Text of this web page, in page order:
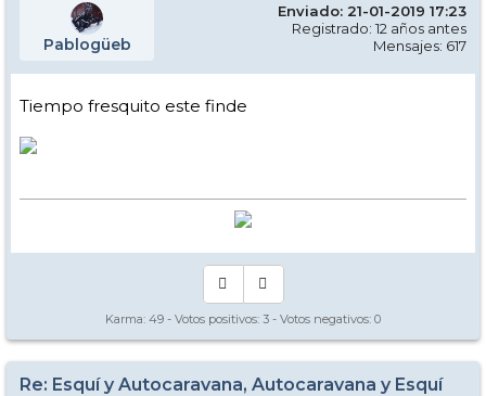
Pablogüeb
Enviado: 21-01-2019 17:23
Registrado: 12 años antes
Mensajes: 617
Tiempo fresquito este finde
Karma: 49 - Votos positivos: 3 - Votos negativos: 0
Re: Esquí y Autocaravana, Autocaravana y Esquí